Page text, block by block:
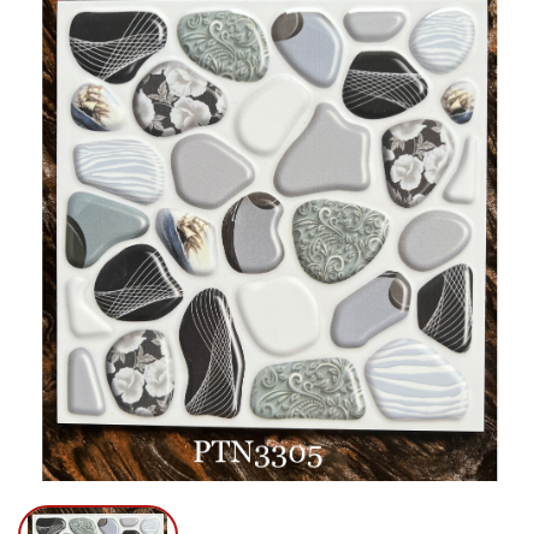
Mã giảm giá:
Ngày hết hạn:
Điều kiện: